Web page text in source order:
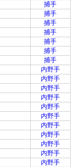
捕手
捕手
捕手
捕手
捕手
捕手
捕手
内野手
内野手
内野手
内野手
内野手
内野手
内野手
内野手
内野手
内野手
内野手